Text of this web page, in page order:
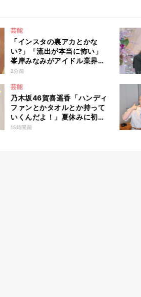
芸能
「インスタの裏アカとかな
い?」「流出が本当に怖い」
峯岸みなみがアイドル業界の
リアルな危険性を説く 『秘
2分前
芸能
乃木坂46賀喜遥香「ハンディ
ファンとかタオルとか持って
いくんだよ！」夏休みに初め
て東京旅行するリスナーに全
15時間前